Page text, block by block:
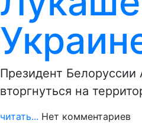
Президент Белоруссии
вторгнуться на
читать... Нет комментариев